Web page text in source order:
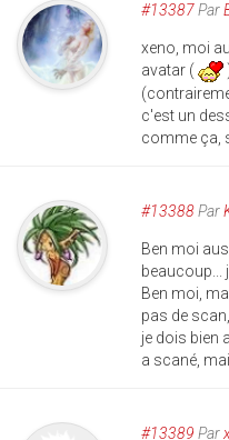
#13387Par
xeno, moi
avatar (
c'est un
comme ça,
#13388Par
Ben moi
beaucoup...
Ben moi,
pas de
je dois bien
a scané,
#13389 Par